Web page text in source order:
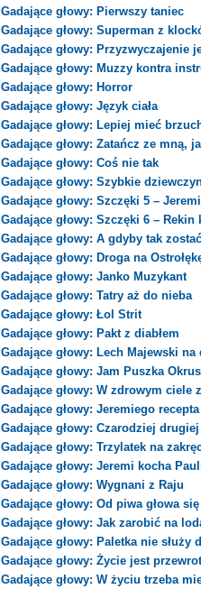
Gadające głowy: Pierwszy taniec
Gadające głowy: Superman z
Gadające głowy: Przyzwyczajenie
Gadające głowy: Muzzy kontra
Gadające głowy: Horror
Gadające głowy: Język ciała
Gadające głowy: Lepiej mieć
Gadające głowy: Zatańcz ze mną,
Gadające głowy: Coś nie tak
Gadające głowy: Szybkie
Gadające głowy: Szczęki 5 –
Gadające głowy: Szczęki 6 – Rekin
Gadające głowy: A gdyby tak
Gadające głowy: Droga na
Gadające głowy: Janko Muzykant
Gadające głowy: Tatry aż do nieba
Gadające głowy: Łol Strit
Gadające głowy: Pakt z diabłem
Gadające głowy: Lech Majewski na
Gadające głowy: Jam Puszka
Gadające głowy: W zdrowym ciele
Gadające głowy: Jeremiego
Gadające głowy: Czarodziej
Gadające głowy: Trzylatek na
Gadające głowy: Jeremi kocha
Gadające głowy: Wygnani z Raju
Gadające głowy: Od piwa głowa
Gadające głowy: Jak zarobić na
Gadające głowy: Paletka nie służy
Gadające głowy: Życie jest
Gadające głowy: W życiu trzeba